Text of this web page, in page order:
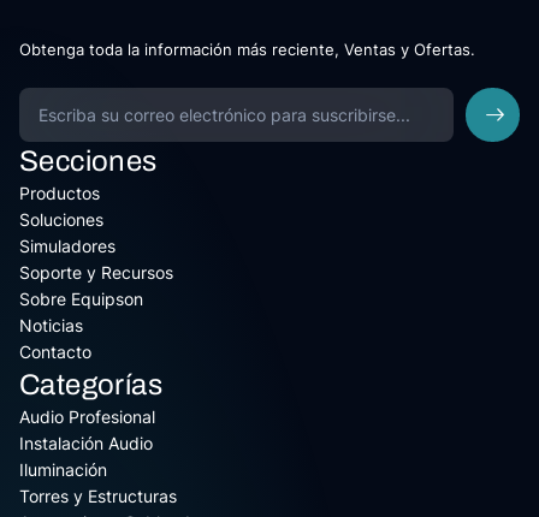
Obtenga toda la información más reciente, Ventas y Ofertas.
Secciones
Productos
Soluciones
Simuladores
Soporte y Recursos
Sobre Equipson
Noticias
Contacto
Categorías
Audio Profesional
Instalación Audio
Iluminación
Torres y Estructuras